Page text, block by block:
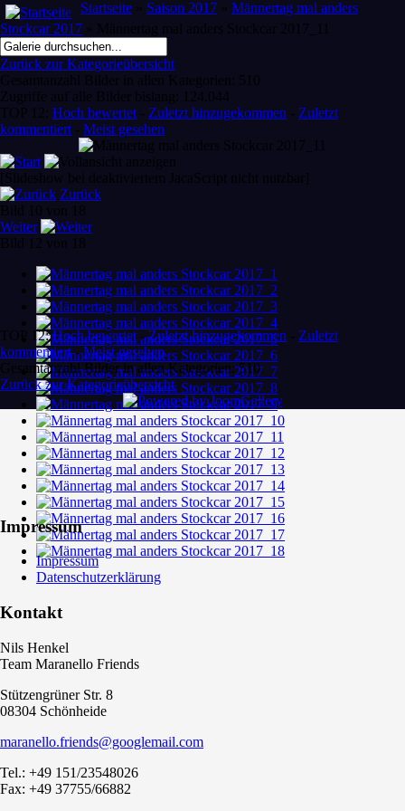
Startseite » Saison 2017 » Männertag mal anders
Stockcar 2017 » Männertag mal anders Stockcar 2017_11
Zurück zur Kategorieübersicht
Gesamtanzahl Bilder in allen Kategorien: 510
Zugriffe auf alle Bilder bislang: 124.044
TOP 12: Hoch bewertet - Zuletzt hinzugekommen - Zuletzt
kommentiert - Meist gesehen
[Slideshow bei deaktiviertem JacaScript nicht nutzbar]
Zurück
Bild 10 von 18
Weiter
Bild 12 von 18
TOP 12:Hoch bewertet -Zuletzt hinzugekommen - Zuletzt
kommentiert-Meist gesehen
Gesamtanzahl Bilder in allen Kategorien: 510
Zurück zur Kategorieübersicht
Impressum
Impressum
Datenschutzerklärung
Kontakt
Nils Henkel
Team Maranello Friends
Stützengrüner Str. 8
08304 Schönheide
maranello.friends@googlemail.com
Tel.: +49 151/23548026
Fax: +49 37755/66882